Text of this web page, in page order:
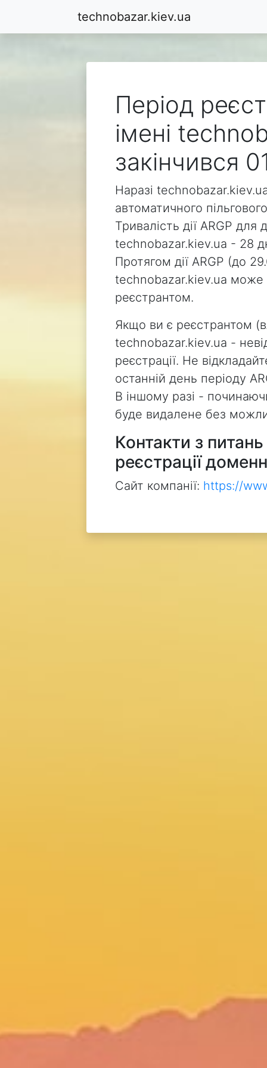
technobazar.kiev.ua
Період
імені
закінчився
Наразі
автоматичного
Тривалість дії ARGP для
technobazar.kiev.ua - 28
Протягом дії ARGP (до
technobazar.kiev.ua може
реєстрантом.
Якщо ви є реєстрантом
technobazar.kiev.ua -
реєстрації. Не
останній день періоду
В іншому разі -
буде видалене без
Контакти з
реєстрації
Сайт компанії: https://